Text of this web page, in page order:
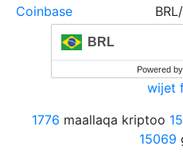
Coinbase
BRL
Powered by
wijet
1776 maallaqa kriptoo
15069